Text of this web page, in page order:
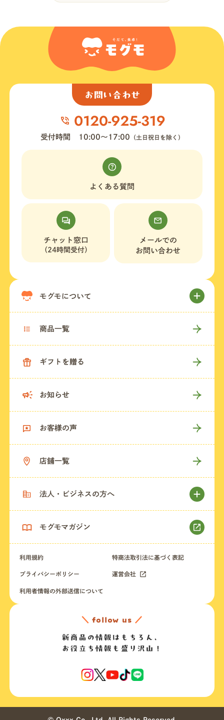
お問い合わせ
受付時間 10:00〜17:00 （土日祝日を除く）
よくある質問
チャット窓口
（24時間受付）
メールでの
お問い合わせ
モグモについて
商品一覧
ギフトを贈る
お知らせ
お客様の声
店舗一覧
法人・ビジネスの方へ
モグモマガジン
利用規約 特商法取引法に基づく表記
プライバシーポリシー 運営会社
利用者情報の外部送信について
＼ follow us ／
新商品の情報はもちろん、
お役立ち情報も盛り沢山！